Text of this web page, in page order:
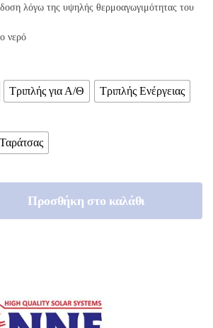
λόγω της υψηλής θερμοαγωγιμότητας του
νερό
Τριπλής για Α/Θ Τριπλής Ενέργειας
Ταράτσας
Προσθήκη στο καλάθι